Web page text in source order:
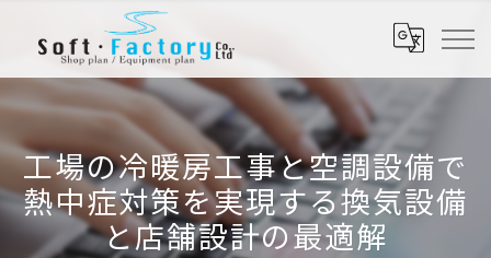
工場の冷暖房工事と空調設備で
熱中症対策を実現する換気設備
と店舗設計の最適解